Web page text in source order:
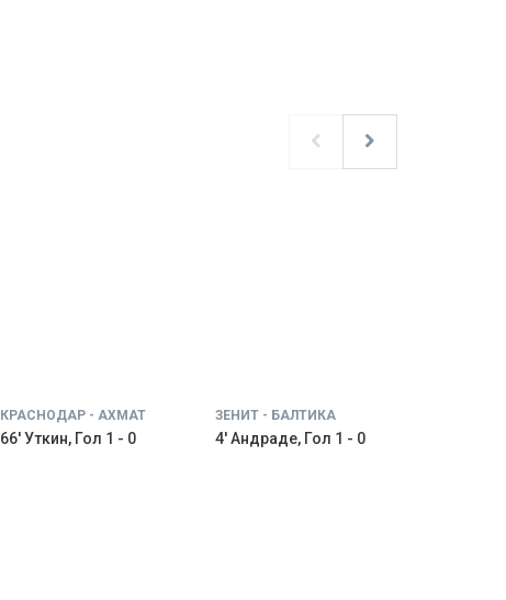
КРАСНОДАР - АХМАТ
66' Уткин, Гол 1 - 0
ЗЕНИТ - БАЛТИКА
4' Андраде, Гол 1 - 0